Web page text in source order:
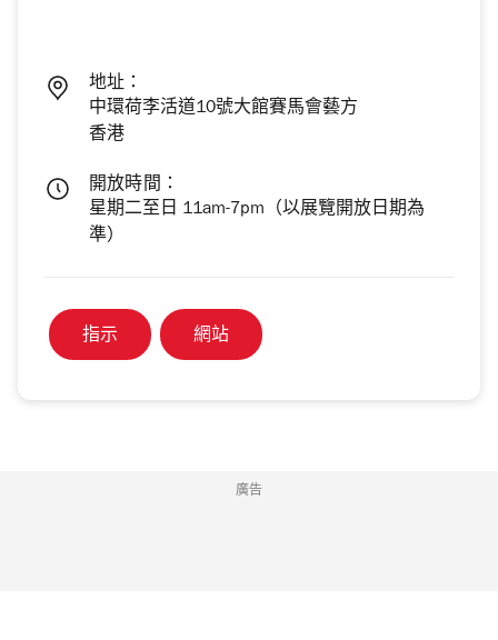
地址：
中環荷李活道10號大館賽馬會藝方
香港
開放時間：
星期二至日 11am-7pm（以展覽開放日期為
準）
指示 網站
廣告